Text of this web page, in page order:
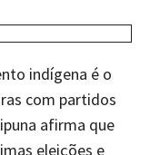
indígena é o
com partidos
afirma que
eleições e